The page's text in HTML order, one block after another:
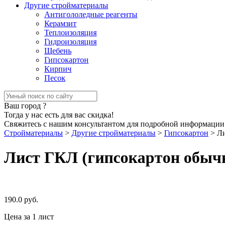
Другие стройматериалы
Антигололедные реагенты
Керамзит
Теплоизоляция
Гидроизоляция
Щебень
Гипсокартон
Кирпич
Песок
Ваш город ?
Тогда у нас есть для вас скидка!
Свяжитесь с нашим консультантом для подробной
Стройматериалы > Другие стройматериалы > Гипсокартон >
Лист ГКЛ (гипсокартон
190.0 руб.
Цена за 1 лист